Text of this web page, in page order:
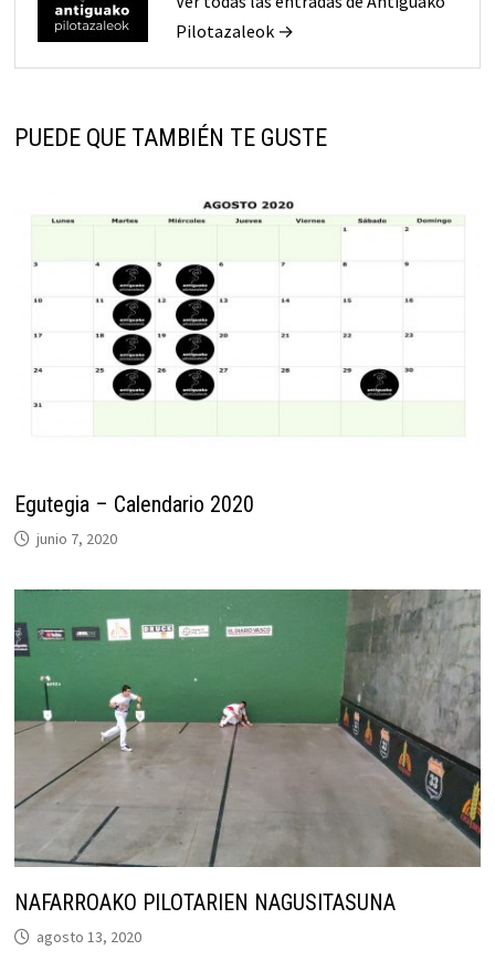
Pilotazaleok →
PUEDE QUE TAMBIÉN TE GUSTE
Egutegia – Calendario 2020
junio 7, 2020
NAFARROAKO PILOTARIEN NAGUSITASUNA
agosto 13, 2020